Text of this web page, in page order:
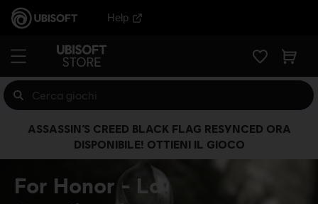
Help
ASSASSIN’S CREED BLACK FLAG RESYNCED ORA
DISPONIBILE! OTTIENI IL GIOCO
For Honor - La